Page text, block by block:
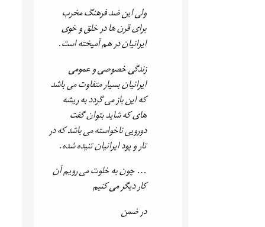
ولی این ضد فرهنگ مخرب
برای قرن ها در خلق و خوی
ایرانیان در هم آمیخته است.
زندگی خصوصی و عمومی
ایرانیان بسیار متفاوت می باشد
که این باز می گردد به ریشه
های که شاید بتوان گفت
دورویی ناخواسته می باشد که در
تار و پود ایرانیان تنیده شده.
… چون به خلوت می رویم آن
کار دیگر می کنیم
در ضمن